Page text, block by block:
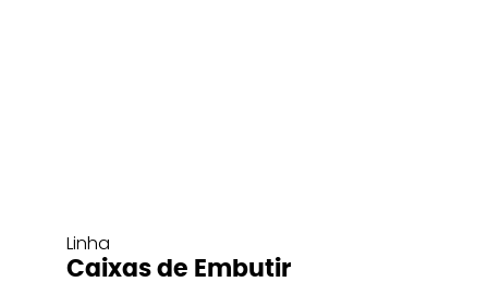
Linha
Caixas de Embutir